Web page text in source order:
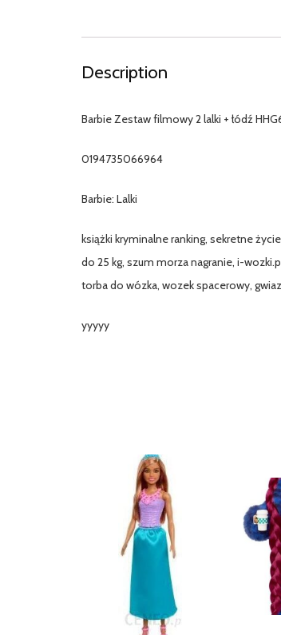
Description
Barbie Zestaw filmowy 2 lalki + łódź
0194735066964
Barbie: Lalki
książki kryminalne ranking, sekretne
do 25 kg, szum morza nagranie, i-
torba do wózka, wozek spacerowy,
yyyyy